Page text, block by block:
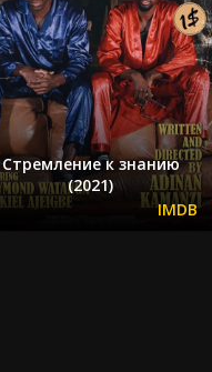
Стремление к знанию
(2021)